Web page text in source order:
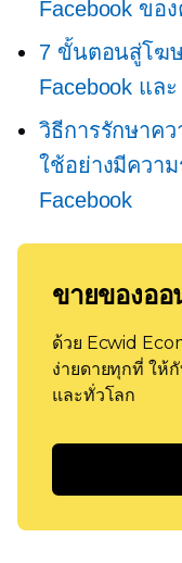
Facebook ข
7 ขั้นตอนสู่โฆ
Facebook แล
วิธีการรักษาค
ใช้อย่างมีควา
Facebook
ขายของออ
ด้วย Ecwid
ง่ายดายทุกที่ ให้
และทั่วโลก